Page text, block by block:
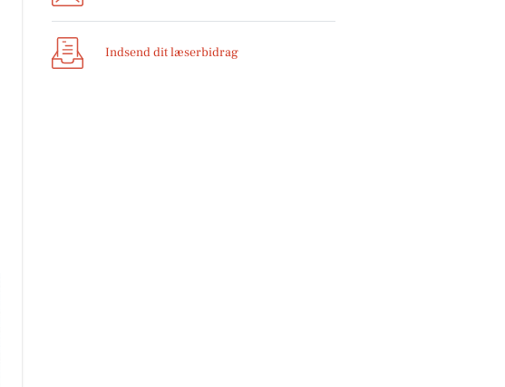
Indsend dit læserbidrag